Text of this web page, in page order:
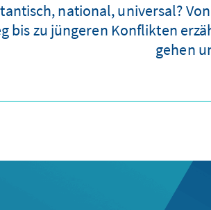
national, universal?
bis zu jüngeren Konflikten
gehen